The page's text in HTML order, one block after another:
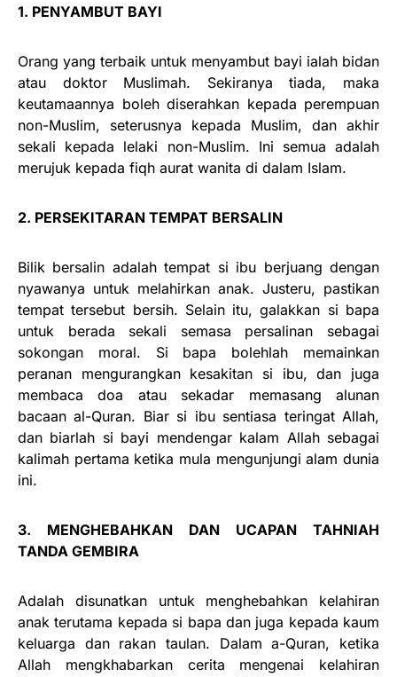
1. PENYAMBUT BAYI
Orang yang terbaik untuk menyambut bayi ialah bidan
atau doktor Muslimah. Sekiranya tiada, maka
keutamaannya boleh diserahkan kepada perempuan
non-Muslim, seterusnya kepada Muslim, dan akhir
sekali kepada lelaki non-Muslim. Ini semua adalah
merujuk kepada fiqh aurat wanita di dalam Islam.
2. PERSEKITARAN TEMPAT BERSALIN
Bilik bersalin adalah tempat si ibu berjuang dengan
nyawanya untuk melahirkan anak. Justeru, pastikan
tempat tersebut bersih. Selain itu, galakkan si bapa
untuk berada sekali semasa persalinan sebagai
sokongan moral. Si bapa bolehlah memainkan
peranan mengurangkan kesakitan si ibu, dan juga
membaca doa atau sekadar memasang alunan
bacaan al-Quran. Biar si ibu sentiasa teringat Allah,
dan biarlah si bayi mendengar kalam Allah sebagai
kalimah pertama ketika mula mengunjungi alam dunia
ini.
3. MENGHEBAHKAN DAN UCAPAN TAHNIAH
TANDA GEMBIRA
Adalah disunatkan untuk menghebahkan kelahiran
anak terutama kepada si bapa dan juga kepada kaum
keluarga dan rakan taulan. Dalam a-Quran, ketika
Allah mengkhabarkan cerita mengenai kelahiran